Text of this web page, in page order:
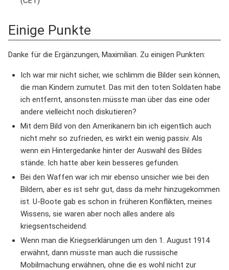
Einige Punkte
Danke für die Ergänzungen, Maximilian. Zu einigen Punkten:
Ich war mir nicht sicher, wie schlimm die Bilder sein können,
die man Kindern zumutet. Das mit den toten Soldaten habe
ich entfernt, ansonsten müsste man über das eine oder
andere vielleicht noch diskutieren?
Mit dem Bild von den Amerikanern bin ich eigentlich auch
nicht mehr so zufrieden, es wirkt ein wenig passiv. Als
wenn ein Hintergedanke hinter der Auswahl des Bildes
stände. Ich hatte aber kein besseres gefunden.
Bei den Waffen war ich mir ebenso unsicher wie bei den
Bildern, aber es ist sehr gut, dass da mehr hinzugekommen
ist. U-Boote gab es schon in früheren Konflikten, meines
Wissens, sie waren aber noch alles andere als
kriegsentscheidend.
Wenn man die Kriegserklärungen um den 1. August 1914
erwähnt, dann müsste man auch die russische
Mobilmachung erwähnen, ohne die es wohl nicht zur